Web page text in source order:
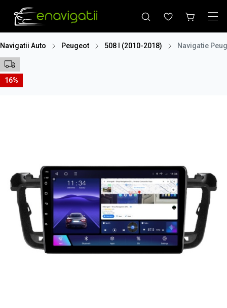
Navigatii Auto Peugeot 508 I (2010-2018) Navigatie
16%